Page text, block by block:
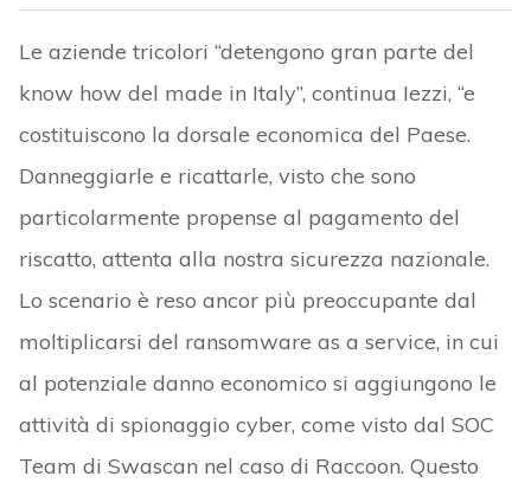
Le aziende tricolori “detengono gran parte del
know how del made in Italy”, continua Iezzi, “e
costituiscono la dorsale economica del Paese.
Danneggiarle e ricattarle, visto che sono
particolarmente propense al pagamento del
riscatto, attenta alla nostra sicurezza nazionale.
Lo scenario è reso ancor più preoccupante dal
moltiplicarsi del ransomware as a service, in cui
al potenziale danno economico si aggiungono le
attività di spionaggio cyber, come visto dal SOC
Team di Swascan nel caso di Raccoon. Questo